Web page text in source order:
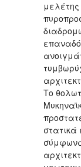
μελέτης
Το